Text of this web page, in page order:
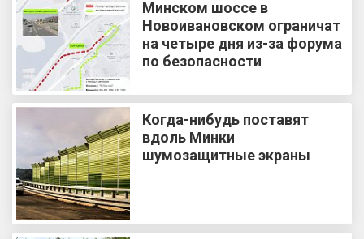
Минском шоссе в
Новоивановском ограничат
на четыре дня из-за форума
по безопасности
Когда-нибудь поставят
вдоль Минки
шумозащитные экраны